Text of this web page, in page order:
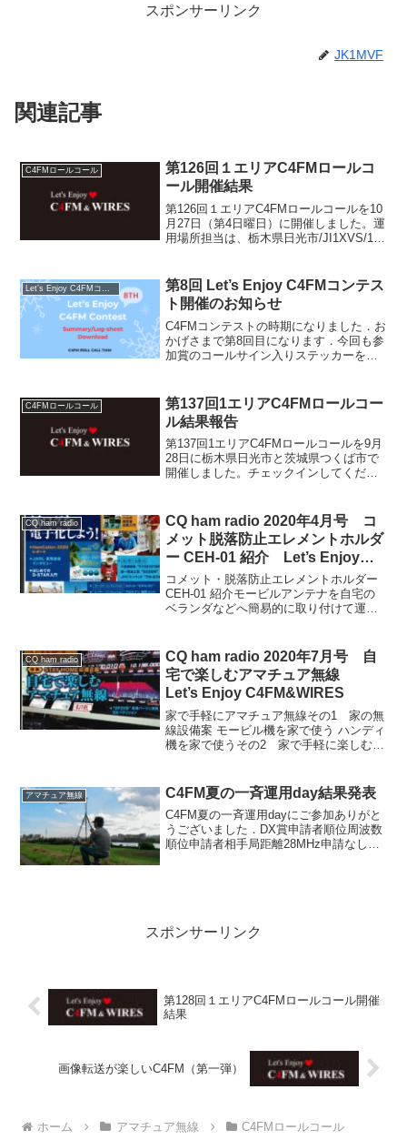
スポンサーリンク
JK1MVF
関連記事
C4FMロールコール
第126回１エリアC4FMロールコ
ール開催結果
第126回１エリアC4FMロールコールを10
月27日（第4日曜日）に開催しました。運
用場所担当は、栃木県日光市/JI1XVS/1、
7N3MCXが担当しまし...
第8回 Let’s Enjoy C4FMコンテス
ト開催のお知らせ
C4FMコンテストの時期になりました．お
かげさまで第8回目になります．今回も参
加賞のコールサイン入りステッカーをプ
コンテストは，開催期間...
C4FMロールコール
第137回1エリアC4FMロールコー
ル結果報告
第137回1エリアC4FMロールコールを9月
28日に栃木県日光市と茨城県つくば市で
開催しました。チェックインしてくださ
98.3JR1DLX茨城県土浦市J...
CQ ham radio
CQ ham radio 2020年4月号 コ
メット脱落防止エレメントホルダ
ー CEH-01 紹介 Let’s Enjoy
C4FM&WIRES
コメット・脱落防止エレメントホルダー
CEH-01 紹介モービルアンテナを自宅の
ベランダなどへ簡易的に取り付けて運用
油断してしまいます。アンテナ設置時や
運用時に脱落防止...
CQ ham radio
CQ ham radio 2020年7月号 自
宅で楽しむアマチュア無線
Let’s Enjoy C4FM&WIRES
家で手軽にアマチュア無線その1 家の無
線設備案 モービル機を家で使う ハンディ
機を家で使うその2 家で手軽に楽しむア
ターン マストで取り付け 同軸ケーブルの
アマチュア無線 C4FM夏の一斉運用day結果発表
C4FM夏の一斉運用dayにご参加ありがと
うございました．DX賞申請者順位周波数
順位申請者相手局距離28MHz申請なし
スポンサーリンク
第128回１エリアC4FMロールコール開催
結果
画像転送が楽しいC4FM（第一弾）
ホーム アマチュア無線 C4FMロールコール